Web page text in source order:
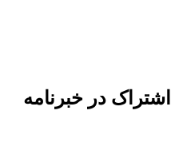
اشتراک در خبرنامه